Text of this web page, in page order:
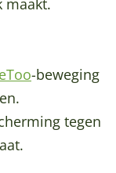
maakt.
-beweging
tegen